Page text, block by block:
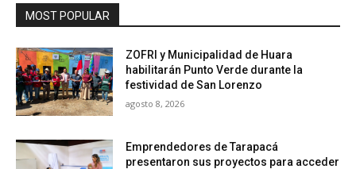
MOST POPULAR
ZOFRI y Municipalidad de Huara
habilitarán Punto Verde durante la
festividad de San Lorenzo
agosto 8, 2026
Emprendedores de Tarapacá
presentaron sus proyectos para acceder